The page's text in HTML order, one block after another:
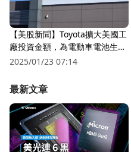
【美股新聞】Toyota擴大美國工
廠投資金額，為電動車電池生產
投入高達56億美元(2022.09.01)
2025/01/23 07:14
最新文章